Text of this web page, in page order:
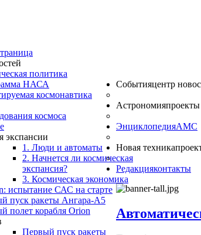
политика
НАСА
космонавтика
космоса
экспансии
1. Люди и автоматы
2. Начнется ли космическая
экспансия?
3. Космическая экономика
Событияцентр
испытание САС на старте
пуск ракеты Ангара-А5
полет корабля Orion
Первый пуск ракеты
Астрономияпроекты
ЭнциклопедияАМС
Новая техника
Редакцияконтакты